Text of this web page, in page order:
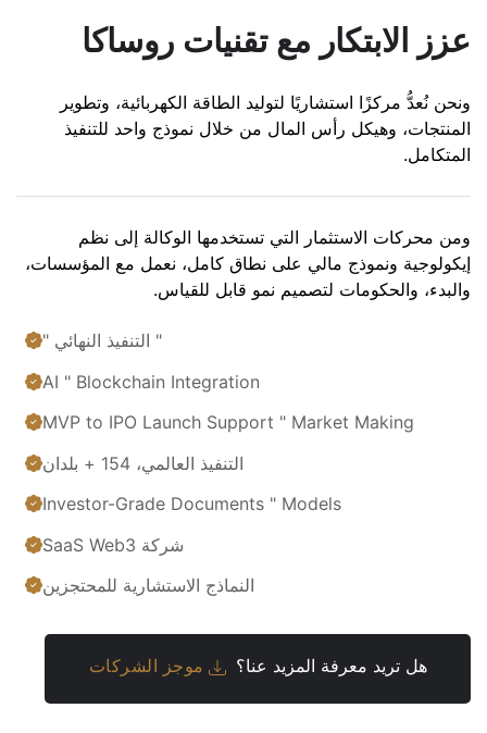
عزز الابتكار مع تقنيات روساكا
ونحن نُعدُّ مركزًا استشاريًا لتوليد الطاقة الكهربائية، وتطوير
المنتجات، وهيكل رأس المال من خلال نموذج واحد للتنفيذ
المتكامل.
ومن محركات الاستثمار التي تستخدمها الوكالة إلى نظم
إيكولوجية ونموذج مالي على نطاق كامل، نعمل مع المؤسسات،
والبدء، والحكومات لتصميم نمو قابل للقياس.
" التنفيذ النهائي "
AI " Blockchain Integration
MVP to IPO Launch Support " Market Making
التنفيذ العالمي، 154 + بلدان
Investor-Grade Documents " Models
شركة SaaS Web3
النماذج الاستشارية للمحتجزين
هل تريد معرفة المزيد عنا؟ موجز الشركات